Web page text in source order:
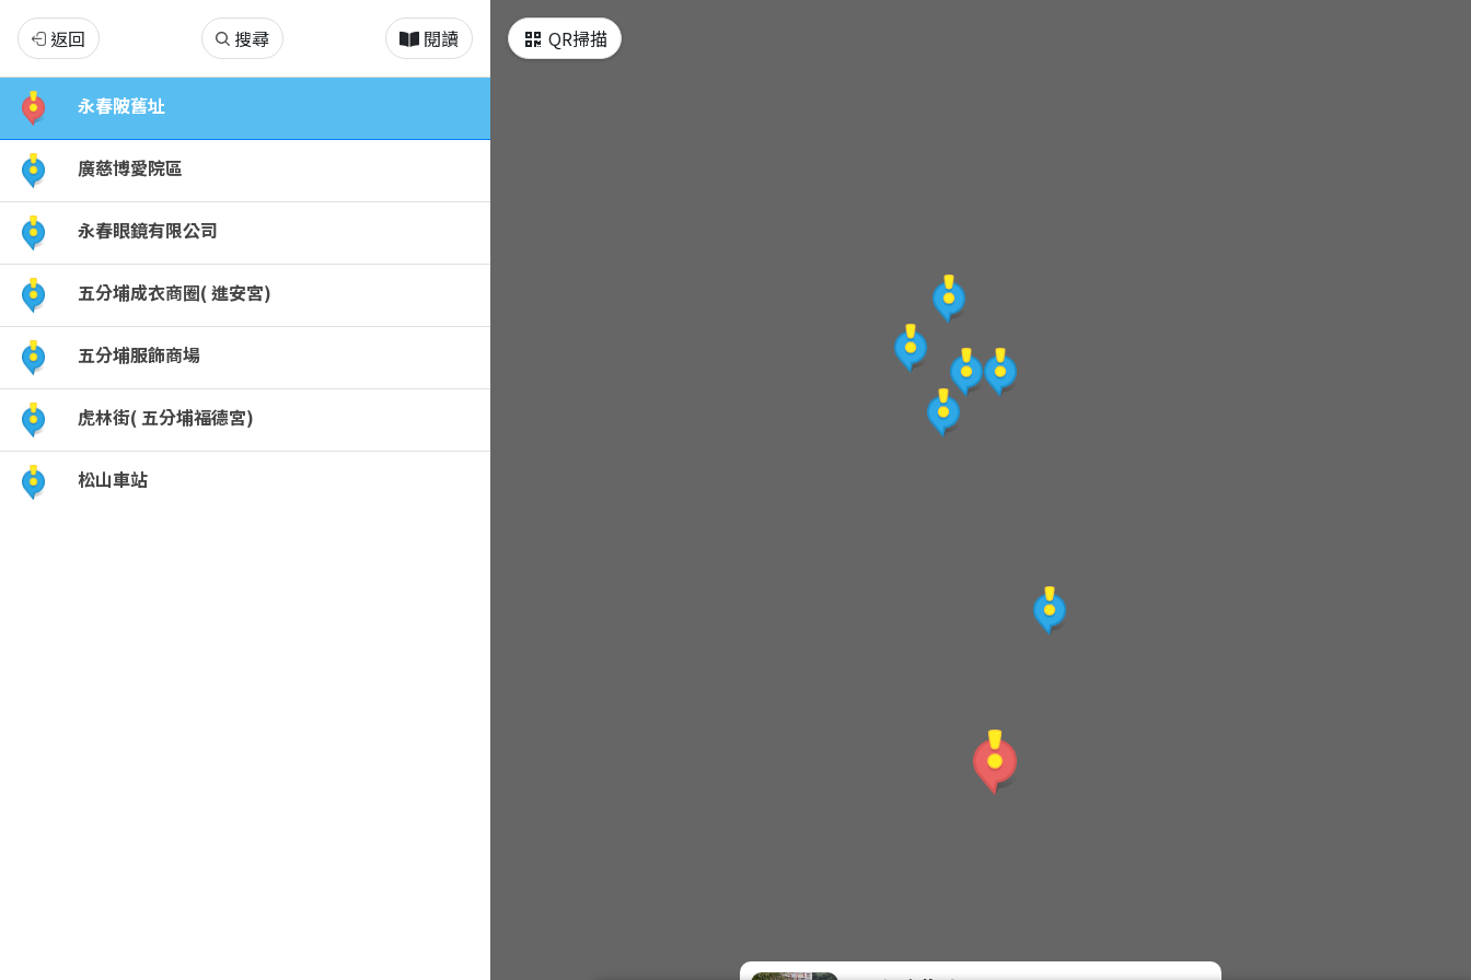
四
獸
山
到
五
分
埔
QR掃描
返回 搜尋 閱讀
永春陂舊址
廣慈博愛院區
永春眼鏡有限公司
五分埔成衣商圈( 進安宮)
五分埔服飾商場
虎林街( 五分埔福德宮)
松山車站